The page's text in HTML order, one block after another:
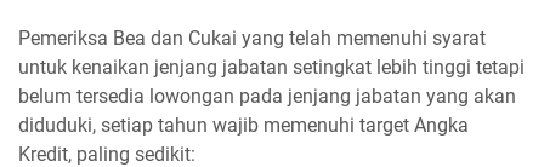
Pemeriksa Bea dan Cukai yang telah memenuhi syarat
untuk kenaikan jenjang jabatan setingkat lebih tinggi tetapi
belum tersedia lowongan pada jenjang jabatan yang akan
diduduki, setiap tahun wajib memenuhi target Angka
Kredit, paling sedikit: